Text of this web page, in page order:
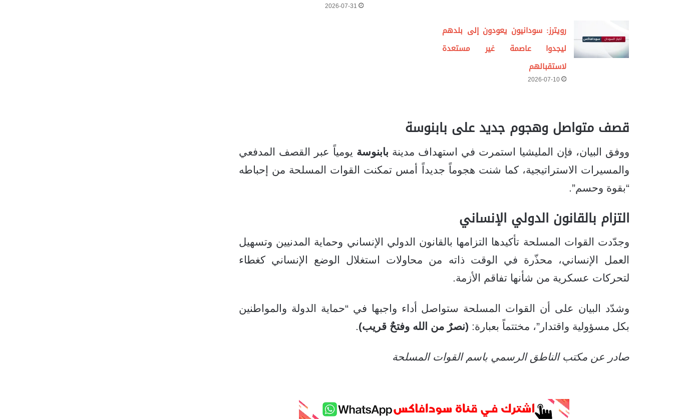
2026-07-31
رويترز: سودانيون يعودون إلى بلدهم
ليجدوا عاصمة غير مستعدة
لاستقبالهم
2026-07-10
قصف متواصل وهجوم جديد على بابنوسة
ووفق البيان، فإن المليشيا استمرت في استهداف مدينة بابنوسة يومياً عبر القصف المدفعي
والمسيرات الاستراتيجية، كما شنت هجوماً جديداً أمس تمكنت القوات المسلحة من إحباطه
“بقوة وحسم”.
التزام بالقانون الدولي الإنساني
وجدّدت القوات المسلحة تأكيدها التزامها بالقانون الدولي الإنساني وحماية المدنيين وتسهيل
العمل الإنساني، محذّرة في الوقت ذاته من محاولات استغلال الوضع الإنساني كغطاء
لتحركات عسكرية من شأنها تفاقم الأزمة.
وشدّد البيان على أن القوات المسلحة ستواصل أداء واجبها في “حماية الدولة والمواطنين
بكل مسؤولية واقتدار”، مختتماً بعبارة: (نصرٌ من الله وفتحٌ قريب).
صادر عن مكتب الناطق الرسمي باسم القوات المسلحة